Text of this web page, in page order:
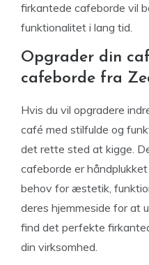
firkantede cafeborde vil
funktionalitet i lang tid.
Opgrader din
cafeborde fra
Hvis du vil opgradere
café med stilfulde og
det rette sted at kigge.
cafeborde er
behov for æstetik,
deres hjemmeside for at
find det perfekte
din virksomhed.